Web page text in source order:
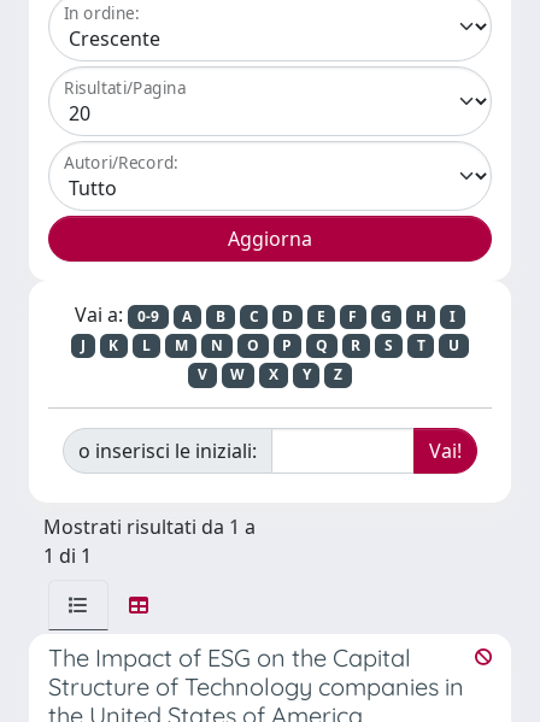
In ordine:
Risultati/Pagina
Autori/Record:
Vai a: 0-9 A B C D E F G H
I
J
K L M N O P Q R S T
U
V
W X Y Z
o inserisci le iniziali:
Mostrati risultati da 1 a
1 di 1
The Impact of ESG on the Capital
Structure of Technology companies in
the United States of America